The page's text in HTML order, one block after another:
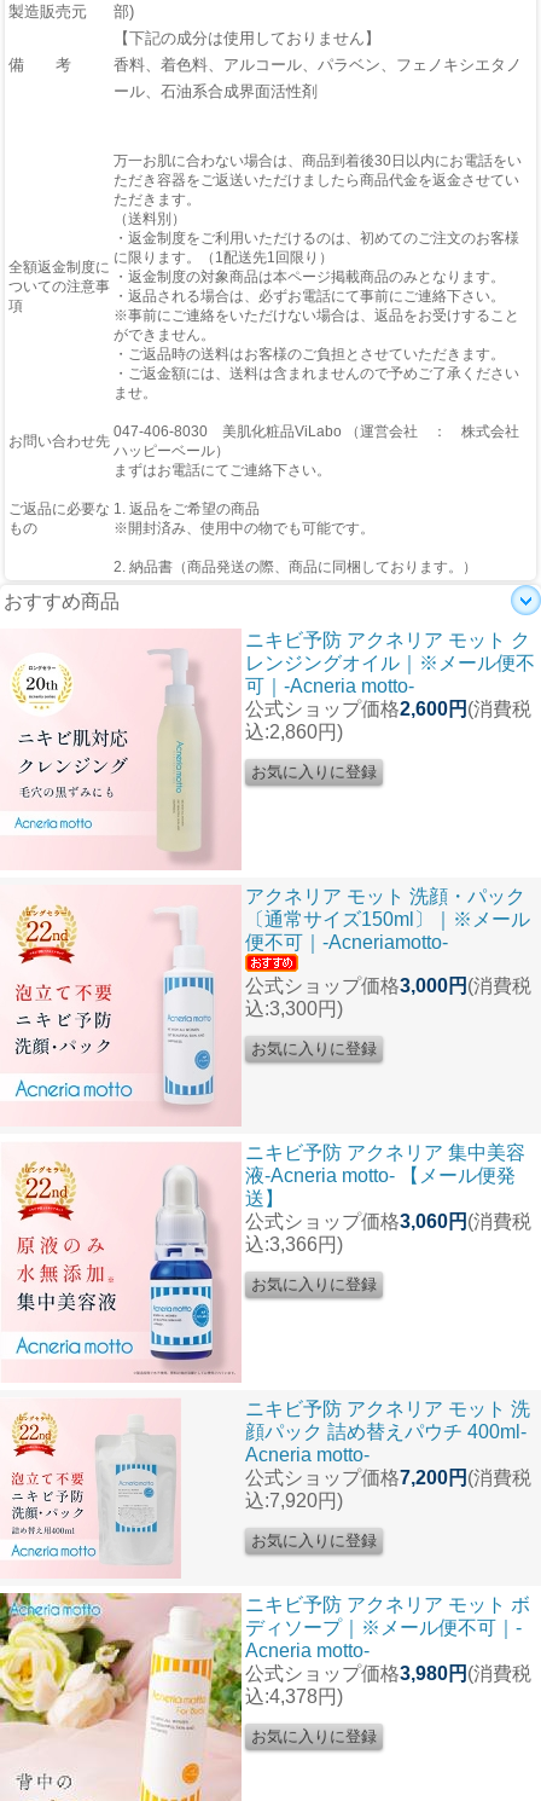
製造販売元 部)
備 考
【下記の成分は使用しておりません】
香料、着色料、アルコール、パラベン、フェノキシエタノ
ール、石油系合成界面活性剤
全額返金制度に
ついての注意事
項
万一お肌に合わない場合は、商品到着後30日以内にお電話をい
ただき容器をご返送いただけましたら商品代金を返金させてい
ただきます。
（送料別）
・返金制度をご利用いただけるのは、初めてのご注文のお客様
に限ります。（1配送先1回限り）
・返金制度の対象商品は本ページ掲載商品のみとなります。
・返品される場合は、必ずお電話にて事前にご連絡下さい。
※事前にご連絡をいただけない場合は、返品をお受けすること
ができません。
・ご返品時の送料はお客様のご負担とさせていただきます。
・ご返金額には、送料は含まれませんので予めご了承ください
ませ。
お問い合わせ先
047-406-8030 美肌化粧品ViLabo （運営会社 ： 株式会社
ハッピーベール）
ご返品に必要な
もの
まずはお電話にてご連絡下さい。
1. 返品をご希望の商品
※開封済み、使用中の物でも可能です。
2. 納品書（商品発送の際、商品に同梱しております。）
おすすめ商品
ニキビ予防 アクネリア モット ク
レンジングオイル｜※メール便不
可｜-Acneria motto-
公式ショップ価格2,600円 (消費税
込:2,860円)
アクネリア モット 洗顔・パック
〔通常サイズ150ml〕｜※メール
便不可｜-Acneriamotto-
公式ショップ価格3,000円 (消費税
込:3,300円)
ニキビ予防 アクネリア 集中美容
液-Acneria motto- 【メール便発
送】
公式ショップ価格3,060円 (消費税
込:3,366円)
ニキビ予防 アクネリア モット 洗
顔パック 詰め替えパウチ 400ml-
Acneria motto-
公式ショップ価格7,200円 (消費税
込:7,920円)
ニキビ予防 アクネリア モット ボ
ディソープ｜※メール便不可｜-
Acneria motto-
公式ショップ価格3,980円 (消費税
込:4,378円)